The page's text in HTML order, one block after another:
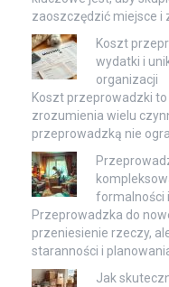
zaoszczędzić miejsce i
Koszt
wydatki i
organizacji
Koszt przeprowadzki
zrozumienia wielu
przeprowadzką nie
formalności
Przeprowadzka do
przeniesienie rzeczy,
staranności i
Jak